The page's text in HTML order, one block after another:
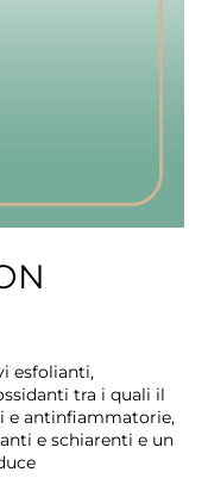
esfolianti,
tra i quali il
e antinfiammatorie,
e schiarenti e un